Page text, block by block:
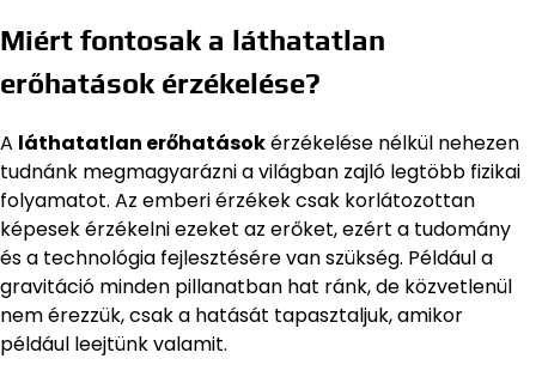
Miért fontosak a láthatatlan
erőhatások érzékelése?
A láthatatlan erőhatásokérzékelése nélkül nehezen
tudnánk megmagyarázni a világban zajló legtöbb fizikai
folyamatot. Az emberi érzékek csak korlátozottan
képesek érzékelni ezeket az erőket, ezért a tudomány
és a technológia fejlesztésére van szükség. Például a
gravitáció minden pillanatban hat ránk, de közvetlenül
nem érezzük, csak a hatását tapasztaljuk, amikor
például leejtünk valamit.